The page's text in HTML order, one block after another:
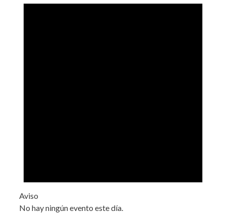
Aviso
No hay ningún evento este día.